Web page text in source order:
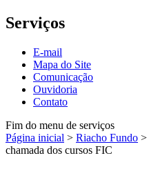
Serviços
E-mail
Mapa do Site
Comunicação
Ouvidoria
Contato
Fim do menu de serviços
Página inicial > Riacho Fundo >
chamada dos cursos FIC